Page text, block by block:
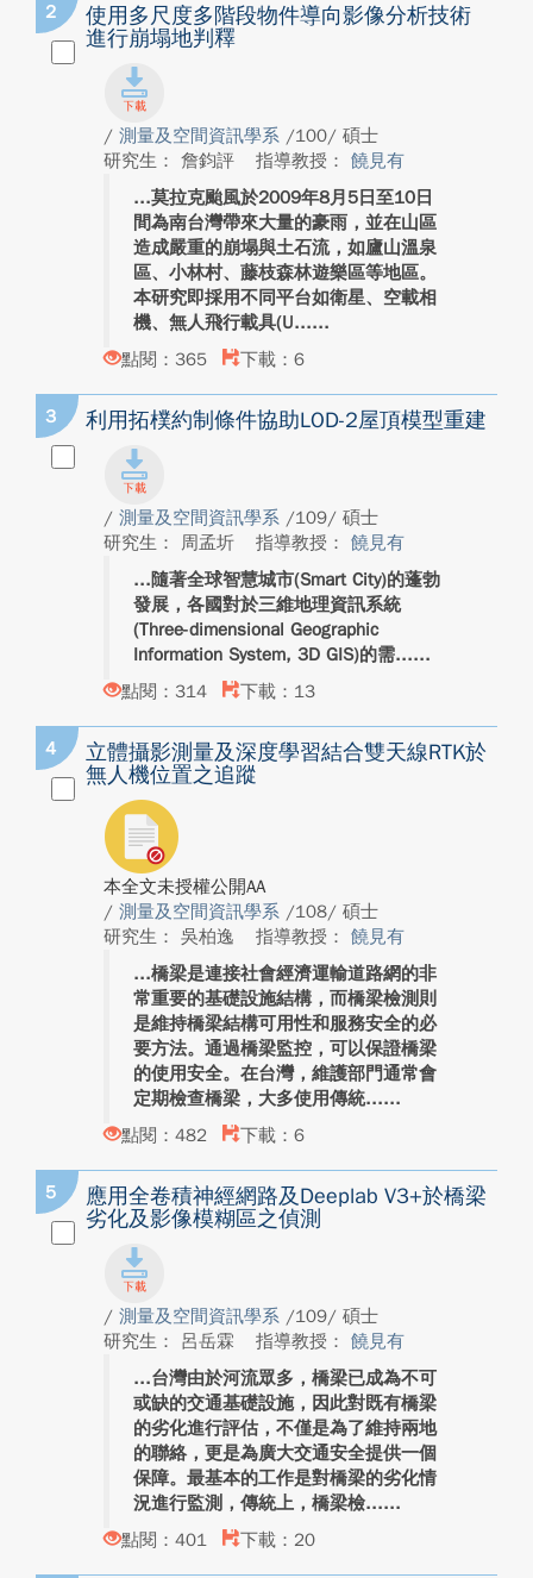
2
使用多尺度多階段物件導向影像分析技術
進行崩塌地判釋
/ 測量及空間資訊學系 /100/ 碩士
研究生： 詹鈞評
指導教授： 饒見有
莫拉克颱風於2009年8月5日至10日
間為南台灣帶來大量的豪雨，並在山區
造成嚴重的崩塌與土石流，如廬山溫泉
區、小林村、藤枝森林遊樂區等地區。
本研究即採用不同平台如衛星、空載相
機、無人飛行載具(U...
點閱：365
下載：6
3 利用拓樸約制條件協助LOD-2屋頂模型重建
/ 測量及空間資訊學系 /109/ 碩士
研究生： 周孟圻
指導教授： 饒見有
隨著全球智慧城市(Smart City)的蓬勃
發展，各國對於三維地理資訊系統
(Three-dimensional Geographic
Information System, 3D GIS)的需...
點閱：314
下載：13
4
立體攝影測量及深度學習結合雙天線RTK於
無人機位置之追蹤
本全文未授權公開AA
/ 測量及空間資訊學系 /108/ 碩士
研究生： 吳柏逸
指導教授： 饒見有
橋梁是連接社會經濟運輸道路網的非
常重要的基礎設施結構，而橋梁檢測則
是維持橋梁結構可用性和服務安全的必
要方法。通過橋梁監控，可以保證橋梁
的使用安全。在台灣，維護部門通常會
定期檢查橋梁，大多使用傳統...
點閱：482
下載：6
5
應用全卷積神經網路及Deeplab V3+於橋梁
劣化及影像模糊區之偵測
/ 測量及空間資訊學系 /109/ 碩士
研究生： 呂岳霖
指導教授： 饒見有
台灣由於河流眾多，橋梁已成為不可
或缺的交通基礎設施，因此對既有橋梁
的劣化進行評估，不僅是為了維持兩地
的聯絡，更是為廣大交通安全提供一個
保障。最基本的工作是對橋梁的劣化情
況進行監測，傳統上，橋梁檢...
點閱：401
下載：20